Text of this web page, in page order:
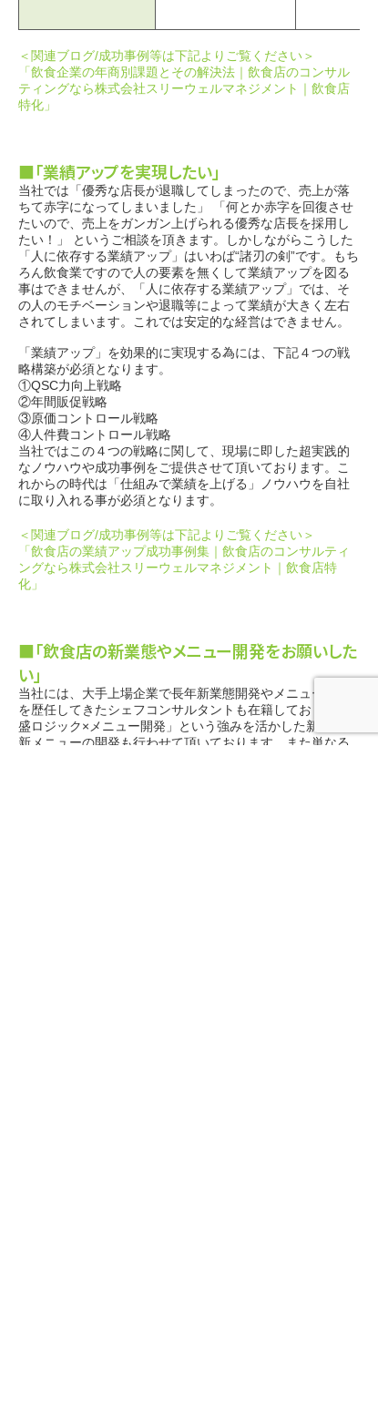
＜関連ブログ/成功事例等は下記よりご覧ください＞
「飲食企業の年商別課題とその解決法｜飲食店のコンサル
ティングなら株式会社スリーウェルマネジメント｜飲食店
特化」
■「業績アップを実現したい」
当社では「優秀な店長が退職してしまったので、売上が落
ちて赤字になってしまいました」 「何とか赤字を回復させ
たいので、売上をガンガン上げられる優秀な店長を採用し
たい！」 というご相談を頂きます。しかしながらこうした
「人に依存する業績アップ」はいわば“諸刃の剣”です。もち
ろん飲食業ですので人の要素を無くして業績アップを図る
事はできませんが、「人に依存する業績アップ」では、そ
の人のモチベーションや退職等によって業績が大きく左右
されてしまいます。これでは安定的な経営はできません。
「業績アップ」を効果的に実現する為には、下記４つの戦
略構築が必須となります。
①QSC力向上戦略
②年間販促戦略
③原価コントロール戦略
④人件費コントロール戦略
当社ではこの４つの戦略に関して、現場に即した超実践的
なノウハウや成功事例をご提供させて頂いております。こ
れからの時代は「仕組みで業績を上げる」ノウハウを自社
に取り入れる事が必須となります。
＜関連ブログ/成功事例等は下記よりご覧ください＞
「飲食店の業績アップ成功事例集｜飲食店のコンサルティ
ングなら株式会社スリーウェルマネジメント｜飲食店特
化」
■「飲食店の新業態やメニュー開発をお願いした
い」
当社には、大手上場企業で長年新業態開発やメニュー開発
を歴任してきたシェフコンサルタントも在籍しており「繁
盛ロジック×メニュー開発」という強みを活かした新業態/
新メニューの開発も行わせて頂いております。また単なる